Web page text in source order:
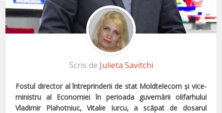
Scris de Julieta Savitchi
Fostul director al întreprinderii de stat Moldtelecom şi vice-
ministru al Economiei în perioada guvernării olifarhului
Vladimir Plahotniuc, Vitalie Iurcu, a scăpat de dosarul